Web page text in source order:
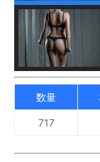
数量
717